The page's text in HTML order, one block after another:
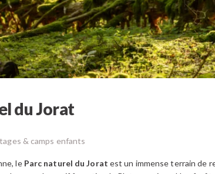
du Jorat
& camps enfants
le Parc naturel du Jorat est un immense terrain de